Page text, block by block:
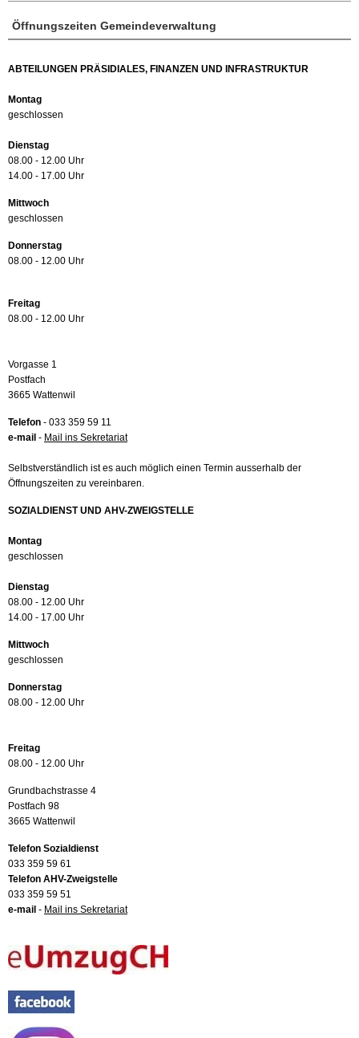
Öffnungszeiten Gemeindeverwaltung
ABTEILUNGEN PRÄSIDIALES, FINANZEN UND INFRASTRUKTUR
Montag
geschlossen
Dienstag
08.00 - 12.00 Uhr
14.00 - 17.00 Uhr
Mittwoch
geschlossen
Donnerstag
08.00 - 12.00 Uhr
Freitag
08.00 - 12.00 Uhr
Vorgasse 1
Postfach
3665 Wattenwil
Telefon - 033 359 59 11
e-mail - Mail ins Sekretariat
Selbstverständlich ist es auch möglich einen Termin ausserhalb der
Öffnungszeiten zu vereinbaren.
SOZIALDIENST UND AHV-ZWEIGSTELLE
Montag
geschlossen
Dienstag
08.00 - 12.00 Uhr
14.00 - 17.00 Uhr
Mittwoch
geschlossen
Donnerstag
08.00 - 12.00 Uhr
Freitag
08.00 - 12.00 Uhr
Grundbachstrasse 4
Postfach 98
3665 Wattenwil
Telefon Sozialdienst
033 359 59 61
Telefon AHV-Zweigstelle
033 359 59 51
e-mail - Mail ins Sekretariat